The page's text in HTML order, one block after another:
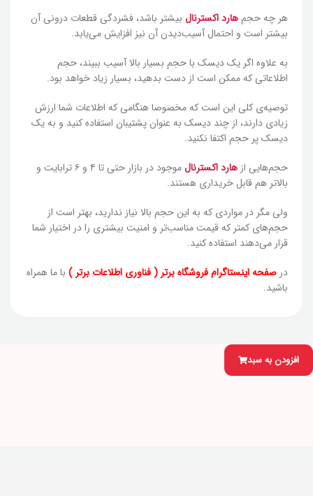
هر چه حجمهارد اکسترنال بیشتر باشد، فشردگی قطعات درونی آن
بیشتر است و احتمال آسیب‌دیدن آن نیز افزایش می‌یابد.
به علاوه اگر یک دیسک با حجم بسیار بالا آسیب ببیند، حجم
اطلاعاتی که ممکن است از دست بدهید، بسیار زیاد خواهد بود.
توصیه‌ی کلی این است که مخصوصا هنگامی که اطلاعات شما ارزش
زیادی دارند، از چند دیسک به عنوان پشتیبان استفاده کنید و به یک
دیسک پر حجم اکتفا نکنید.
حجم‌هایی از هارد اکسترنال
موجود در بازار حتی تا ۴ و ۶ ترابایت و
بالاتر هم قابل خریداری هستند.
ولی مگر در مواردی که به این حجم بالا نیاز ندارید، بهتر است از
حجم‌های کمتر که قیمت مناسب‌تر و امنیت بیشتری را در اختیار شما
قرار می‌دهند استفاده کنید.
در صفحه اینستاگرام فروشگاه برتر ( فناوری اطلاعات برتر ) با ما همراه
باشید.
افزودن به سبد